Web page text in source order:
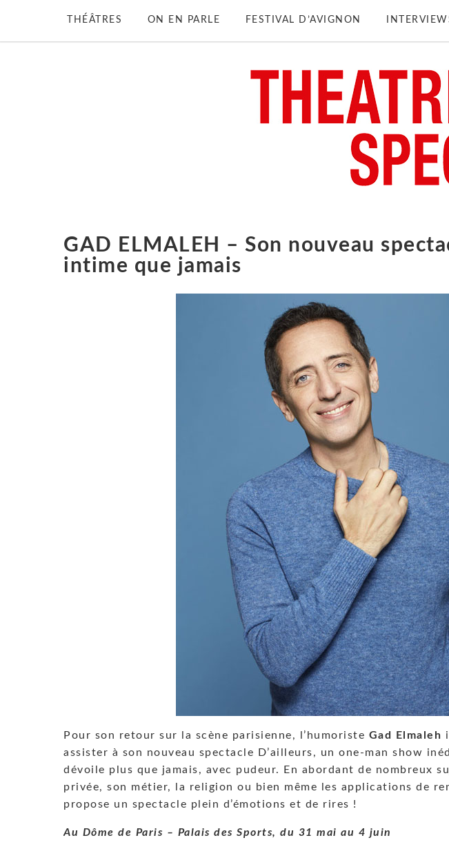
THÉÂTRES ON EN PARLE FESTIVAL D’AVIGNON
GAD ELMALEH – Son nouveau
intime que jamais
Pour son retour sur la scène parisienne, l’humoriste Gad Elmaleh
assister à son nouveau spectacle D’ailleurs, un one-man show
dévoile plus que jamais, avec pudeur. En abordant de nombreux
privée, son métier, la religion ou bien même les applications de
propose un spectacle plein d’émotions et de rires !
Au Dôme de Paris – Palais des Sports, du 31 mai au 4 juin